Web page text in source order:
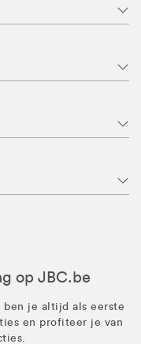
op JBC.be
je altijd als eerste
en profiteer je van